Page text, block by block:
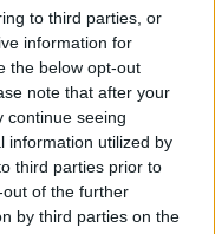
to third parties, or
information for
the below opt-out
note that after your
continue seeing
information utilized by
third parties prior to
of the further
by third parties on the